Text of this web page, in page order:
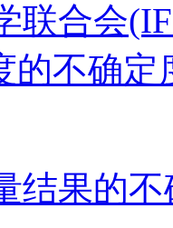
联合会
的不确定
结果的